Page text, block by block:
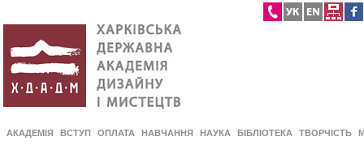
АКАДЕМІЯ ВСТУП ОПЛАТА НАВЧАННЯ НАУКА БІБЛІОТЕКА ТВОРЧІСТЬ